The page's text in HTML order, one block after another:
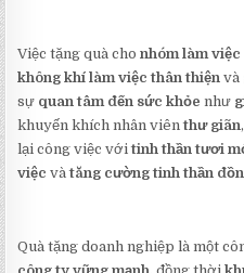
Việc tặng quà chonhóm làm việc
không khí làm việc thân thiện và
sự quan tâm đến sức khỏe như
khuyến khích nhân viênthư giãn,
lại công việc vớitinh thần tươi
việc vàtăng cường tinh thần
Quà tặng doanh nghiệp là một